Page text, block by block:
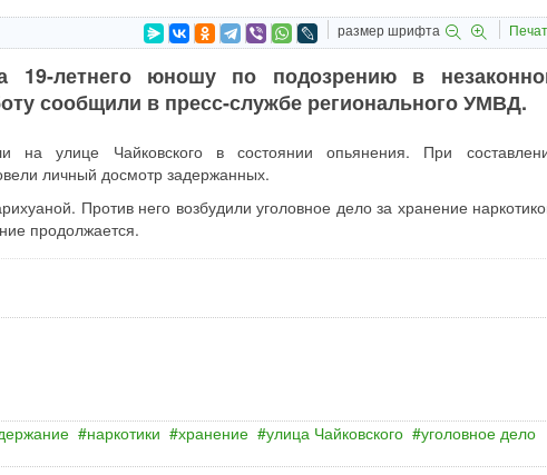
размер шрифта
19-летнего юношу по подозрению в
сообщили в пресс-службе регионального УМВД.
на улице Чайковского в состоянии опьянения. При
личный досмотр задержанных.
Против него возбудили уголовное дело за хранение
продолжается.
наркотики хранение улица Чайковского
уголовное дело